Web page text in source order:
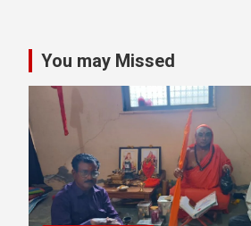
You may Missed